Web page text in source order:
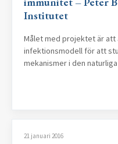
Institutet
Målet med projektet är att
infektionsmodell för att
mekanismer i den
21 januari 2016